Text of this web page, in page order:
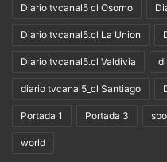
Diario tvcanal5 cl Osorno
Diario tvcanal5.cl La Union
Diario tvcanal5.cl Valdivia
diario tvcanal5_cl Santiago
Portada 1 Portada 3
world